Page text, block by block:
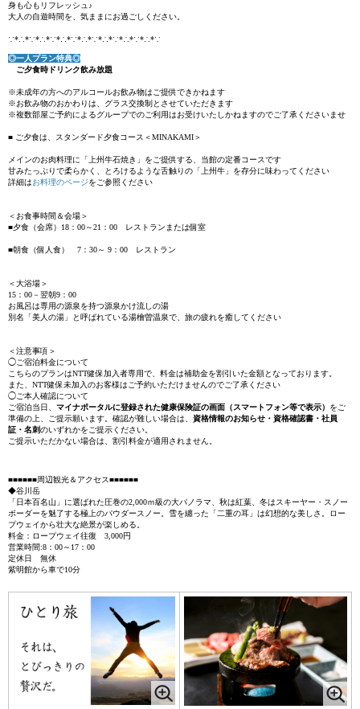
身も心もリフレッシュ♪
大人の自遊時間を、気ままにお過ごしください。
∵*∴*∵*∴*∵*∴*∵*∴*∵*∴*∵*∴*∵*∴*∵
◎一人プラン特典◎
ご夕食時ドリンク飲み放題
※未成年の方へのアルコールお飲み物はご提供できかねます
※お飲み物のおかわりは、グラス交換制とさせていただきます
※複数部屋ご予約によるグループでのご利用はお受けいたしかねますのでご了承くださいませ
■ ご夕食は、スタンダード夕食コース＜MINAKAMI＞
メインのお肉料理に「上州牛石焼き」をご提供する、当館の定番コースです
甘みたっぷりで柔らかく、とろけるような舌触りの「上州牛」を存分に味わってください
詳細はお料理のページをご参照ください
＜お食事時間＆会場＞
■夕食（会席）18：00～21：00 レストランまたは個室
■朝食（個人食） 7：30～ 9：00 レストラン
＜大浴場＞
15：00－翌朝9：00
お風呂は専用の源泉を持つ源泉かけ流しの湯
別名「美人の湯」と呼ばれている湯檜曽温泉で、旅の疲れを癒してください
＜注意事項＞
◯ご宿泊料金について
こちらのプランはNTT健保加入者専用で、料金は補助金を割引いた金額となっております。
また、NTT健保未加入のお客様はご予約いただけませんのでご了承ください
◯ご本人確認について
ご宿泊当日、 マイナポータルに登録された健康保険証の画面（スマートフォン等で表示） をご
準備の上、ご提示願います。確認が難しい場合は、 資格情報のお知らせ・資格確認書・社員
証・名刺のいずれかをご提示ください。
ご提示いただかない場合は、割引料金が適用されません。
■■■■■■周辺観光＆アクセス■■■■■■
◆谷川岳
「日本百名山」に選ばれた圧巻の2,000ｍ級の大パノラマ、秋は紅葉、冬はスキーヤー・スノー
ボーダーを魅了する極上のパウダースノー。雪を纏った「二重の耳」は幻想的な美しさ。ロー
プウェイから壮大な絶景が楽しめる。
料金：ロープウェイ往復 3,000円
営業時間:8：00～17：00
定休日 無休
紫明館から車で10分